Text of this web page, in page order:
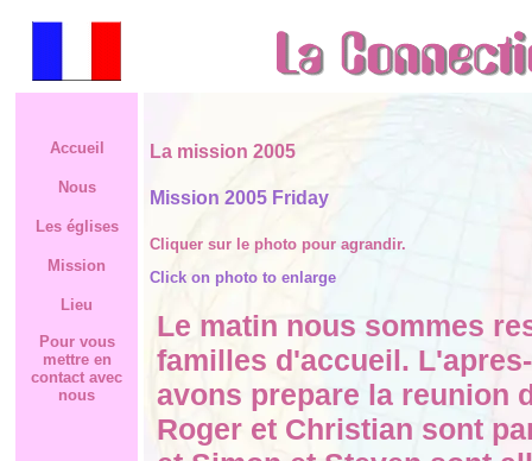
Accueil
Nous
Les églises
Mission
Lieu
Pour vous
mettre en
contact avec
nous
La mission 2005
Mission 2005 Friday
Cliquer sur le photo pour agrandir.
Click on photo to enlarge
Le matin nous sommes
familles d'accueil.
avons prepare la reunion
Roger et Christian sont